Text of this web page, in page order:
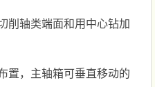
削轴类端面和用中心钻加
置，主轴箱可垂直移动的